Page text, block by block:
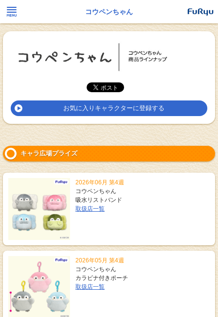
コウペンちゃん
お気に入りキャラクターに登録する
キャラ広場プライズ
2026年06月 第4週
コウペンちゃん
吸水リストバンド
取扱店一覧
2026年05月 第4週
コウペンちゃん
カラビナ付きポーチ
取扱店一覧